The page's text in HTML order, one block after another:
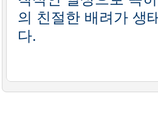
의 친절한 배려가 생
다.